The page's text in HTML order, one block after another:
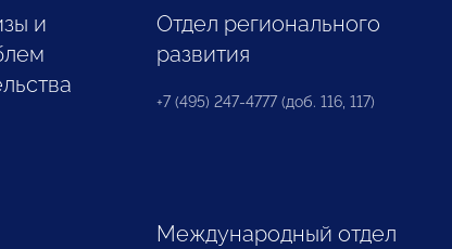
и
Отдел регионального
развития
+7 (495) 247-4777 (доб. 116, 117)
Международный отдел